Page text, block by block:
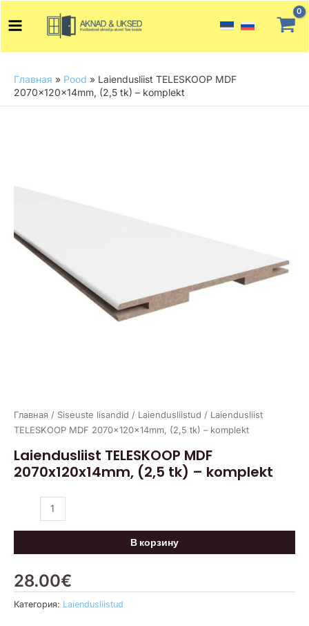
содержимому
Menu
Главная » Pood » Laiendusliist TELESKOOP MDF
2070x120x14mm, (2,5 tk) – komplekt
Главная / Siseuste lisandid / Laiendusliistud / Laiendusliist
TELESKOOP MDF 2070x120x14mm, (2,5 tk) – komplekt
Laiendusliist TELESKOOP MDF
2070x120x14mm, (2,5 tk) – komplekt
28.00€
2070x120x14mm,
-
komplekt
В корзину
Категория: Laiendusliistud